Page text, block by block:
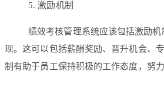
5. 激励机制
绩效考核管理系统应该包括激励
现。这可以包括薪酬奖励、晋升机会、
制有助于员工保持积极的工作态度，努力